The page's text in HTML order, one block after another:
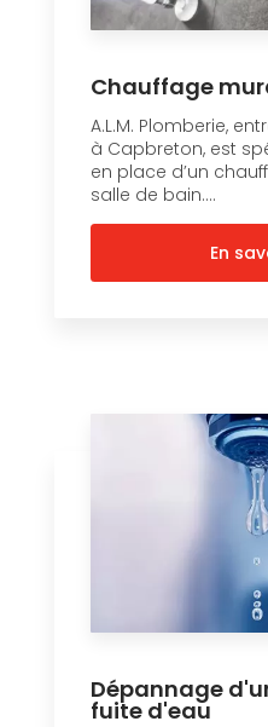
Chauffage
A.L.M. Plomberie,
à Capbreton, est
en place d’un
salle de bain....
En
Dépannage
fuite d'eau